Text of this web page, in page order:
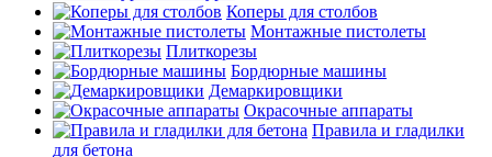
Коперы для столбов
Монтажные пистолеты
Плиткорезы
Бордюрные машины
Демаркировщики
Окрасочные аппараты
Правила и гладилки
для бетона